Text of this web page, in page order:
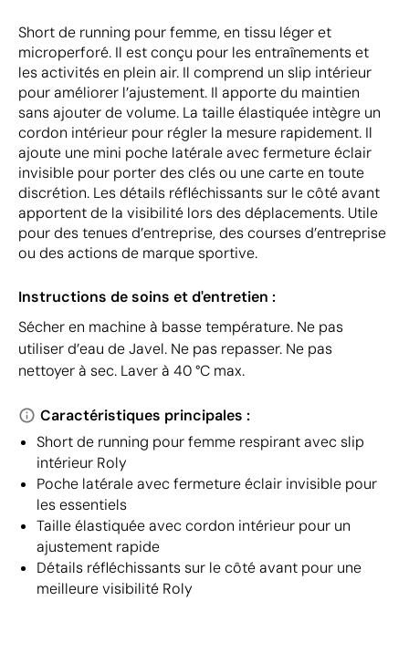
Short de running pour femme, en tissu léger et
microperforé. Il est conçu pour les entraînements et
les activités en plein air. Il comprend un slip intérieur
pour améliorer l’ajustement. Il apporte du maintien
sans ajouter de volume. La taille élastiquée intègre un
cordon intérieur pour régler la mesure rapidement. Il
ajoute une mini poche latérale avec fermeture éclair
invisible pour porter des clés ou une carte en toute
discrétion. Les détails réfléchissants sur le côté avant
apportent de la visibilité lors des déplacements. Utile
pour des tenues d’entreprise, des courses d’entreprise
ou des actions de marque sportive.
Instructions de soins et d'entretien :
Sécher en machine à basse température. Ne pas
utiliser d’eau de Javel. Ne pas repasser. Ne pas
nettoyer à sec. Laver à 40 °C max.
Caractéristiques principales :
Short de running pour femme respirant avec slip
intérieur Roly
Poche latérale avec fermeture éclair invisible pour
les essentiels
Taille élastiquée avec cordon intérieur pour un
ajustement rapide
Détails réfléchissants sur le côté avant pour une
meilleure visibilité Roly